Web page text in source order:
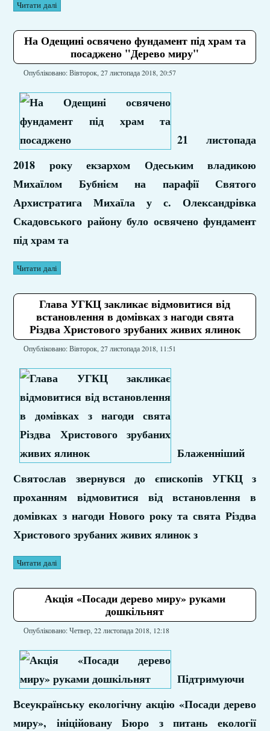
Читати далі
На Одещині освячено фундамент під храм та
посаджено "Дерево миру"
Опубліковано: Вівторок, 27 листопада 2018, 20:57
21 листопада
2018 року екзархом Одеським владикою
Михаїлом Бубнієм на парафії Святого
Архистратига Михаїла у с. Олександрівка
Скадовського району було освячено фундамент
під храм та
Читати далі
Глава УГКЦ закликає відмовитися від
встановлення в домівках з нагоди свята
Різдва Христового зрубаних живих ялинок
Опубліковано: Вівторок, 27 листопада 2018, 11:51
Блаженніший
Святослав звернувся до єпископів УГКЦ з
проханням відмовитися від встановлення в
домівках з нагоди Нового року та свята Різдва
Христового зрубаних живих ялинок з
Читати далі
Акція «Посади дерево миру» руками
дошкільнят
Опубліковано: Четвер, 22 листопада 2018, 12:18
Підтримуючи
Всеукраїнську екологічну акцію «Посади дерево
миру», ініційовану Бюро з питань екології